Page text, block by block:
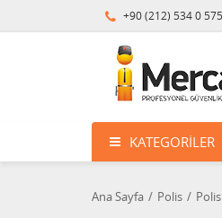
+90 (212) 534 0 575
KATEGORILER
Ana Sayfa Polis